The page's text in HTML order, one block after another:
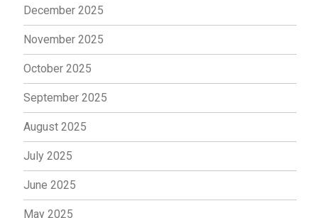
December 2025
November 2025
October 2025
September 2025
August 2025
July 2025
June 2025
May 2025